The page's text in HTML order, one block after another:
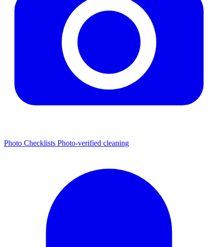
Photo Checklists Photo-verified cleaning